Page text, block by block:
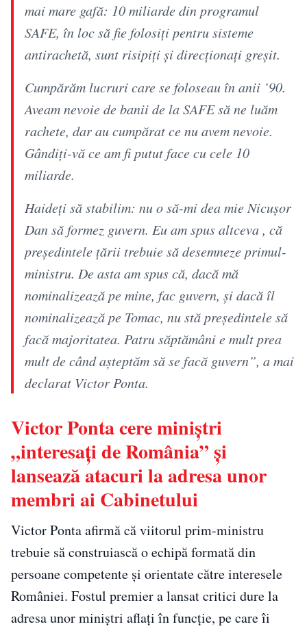
mai mare gafă: 10 miliarde din programul
SAFE, în loc să fie folosiți pentru sisteme
antirachetă, sunt risipiți și direcționați greșit.
Cumpărăm lucruri care se foloseau în anii ’90.
Aveam nevoie de banii de la SAFE să ne luăm
rachete, dar au cumpărat ce nu avem nevoie.
Gândiți-vă ce am fi putut face cu cele 10
miliarde.
Haideți să stabilim: nu o să-mi dea mie Nicușor
Dan să formez guvern. Eu am spus altceva , că
președintele țării trebuie să desemneze primul-
ministru. De asta am spus că, dacă mă
nominalizează pe mine, fac guvern, și dacă îl
nominalizează pe Tomac, nu stă președintele să
facă majoritatea. Patru săptămâni e mult prea
mult de când așteptăm să se facă guvern”, a mai
declarat Victor Ponta.
Victor Ponta cere miniștri
„interesați de România” și
lansează atacuri la adresa unor
membri ai Cabinetului
Victor Ponta afirmă că viitorul prim-ministru
trebuie să construiască o echipă formată din
persoane competente și orientate către interesele
României. Fostul premier a lansat critici dure la
adresa unor miniștri aflați în funcție, pe care îi